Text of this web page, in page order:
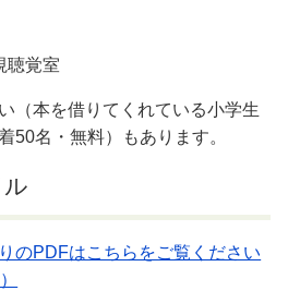
聴覚室
（本を借りてくれている小学生
50名・無料）もあります。
のPDFはこちらをご覧ください